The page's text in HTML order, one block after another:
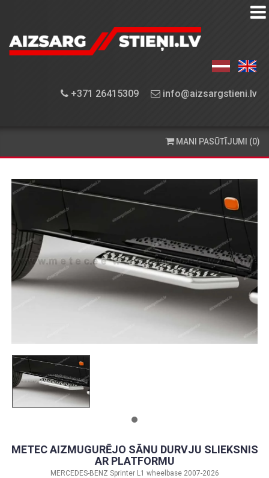
+371 26415309 info@aizsargstieni.lv
AIZSARGSTIEŅU
APRĪKOJUMA
PIEGĀDE
KONTAKTINFORMĀCIJA
MANI PASŪTĪJUMI (0)
METEC AIZMUGURĒJO SĀNU DURVJU SLIEKSNIS
AR PLATFORMU
MERCEDES-BENZ Sprinter L1 wheelbase 2007-2026